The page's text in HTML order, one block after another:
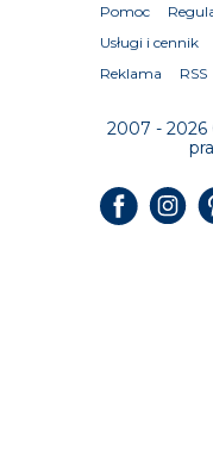
Pomoc
Usługi i cennik
Reklama
RSS
2007 -